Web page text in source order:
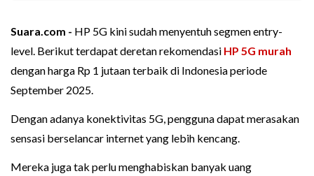
Suara.com - HP 5G kini sudah menyentuh segmen entry-
level. Berikut terdapat deretan rekomendasi HP 5G murah
dengan harga Rp 1 jutaan terbaik di Indonesia periode
September 2025.
Dengan adanya konektivitas 5G, pengguna dapat merasakan
sensasi berselancar internet yang lebih kencang.
Mereka juga tak perlu menghabiskan banyak uang